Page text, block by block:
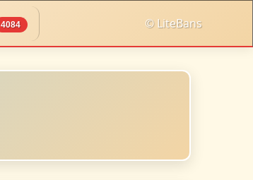
4084 © LiteBans